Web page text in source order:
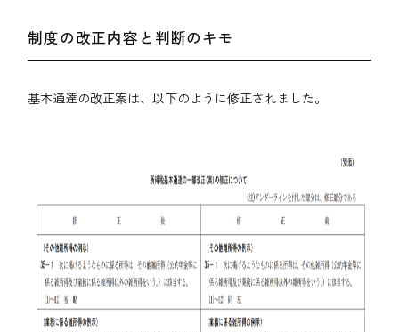
制度の改正内容と判断のキモ
基本通達の改正案は、以下のように修正されました。